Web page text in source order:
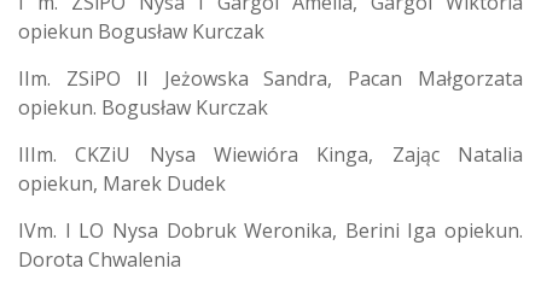
opiekun Bogusław Kurczak
IIm. ZSiPO II Jeżowska Sandra, Pacan Małgorzata
opiekun. Bogusław Kurczak
IIIm. CKZiU Nysa Wiewióra Kinga, Zając Natalia
opiekun, Marek Dudek
IVm. I LO Nysa Dobruk Weronika, Berini Iga opiekun.
Dorota Chwalenia